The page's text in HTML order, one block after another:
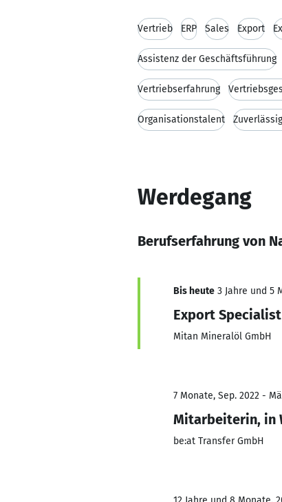
Vertrieb ERP Sales Export
Assistenz der Geschäftsführung
Vertriebserfahrung
Organisationstalent
Werdegang
Berufserfahrung von
Bis heute 3 Jahre und 5
Export
Mitan Mineralöl GmbH
7 Monate, Sep. 2022 -
Mitarbeiterin, in
be:at Transfer GmbH